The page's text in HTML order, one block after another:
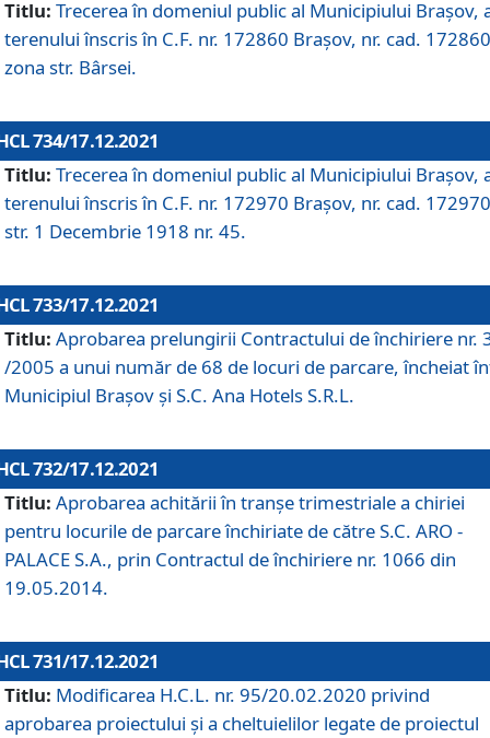
Titlu: Trecerea în domeniul public al Municipiului Braşov,
terenului înscris în C.F. nr. 172860 Brașov, nr. cad.
zona str. Bârsei.
734/17.12.2021
Titlu: Trecerea în domeniul public al Municipiului Braşov,
terenului înscris în C.F. nr. 172970 Brașov, nr. cad.
str. 1 Decembrie 1918 nr. 45.
733/17.12.2021
Titlu: Aprobarea prelungirii Contractului de închiriere nr.
/2005 a unui număr de 68 de locuri de parcare, încheiat
Municipiul Braşov şi S.C. Ana Hotels S.R.L.
732/17.12.2021
Titlu: Aprobarea achitării în tranșe trimestriale a chiriei
pentru locurile de parcare închiriate de către S.C. ARO -
PALACE S.A., prin Contractul de închiriere nr. 1066 din
19.05.2014.
731/17.12.2021
Titlu: Modificarea H.C.L. nr. 95/20.02.2020 privind
aprobarea proiectului și a cheltuielilor legate de proiectul